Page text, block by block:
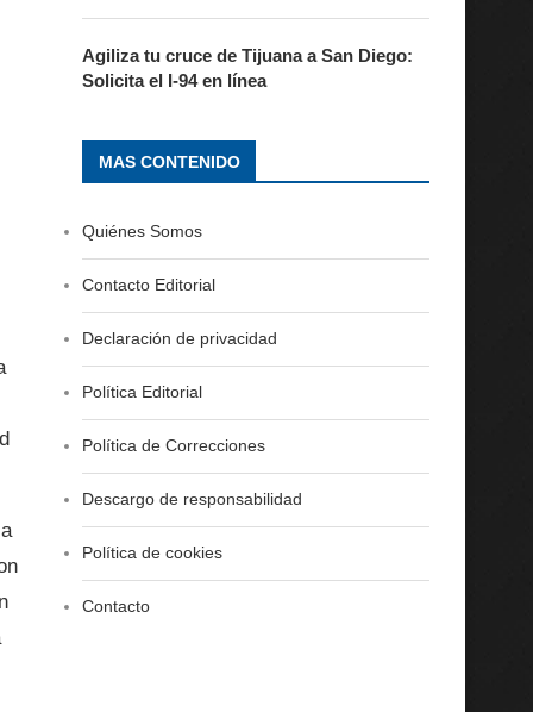
Agiliza tu cruce de Tijuana a San Diego:
Solicita el I-94 en línea
MAS CONTENIDO
Quiénes Somos
Contacto Editorial
Declaración de privacidad
Política Editorial
Política de Correcciones
Descargo de responsabilidad
Política de cookies
Contacto